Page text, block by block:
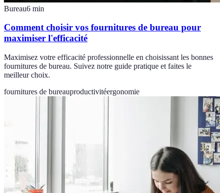
Bureau6 min
Comment choisir vos fournitures de bureau pour
maximiser l'efficacité
Maximisez votre efficacité professionnelle en choisissant les bonnes
fournitures de bureau. Suivez notre guide pratique et faites le
meilleur choix.
fournitures de bureauproductivitéergonomie